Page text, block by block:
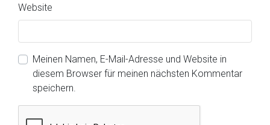
Website
Meinen Namen, E-Mail-Adresse und Website in
diesem Browser für meinen nächsten Kommentar
speichern.